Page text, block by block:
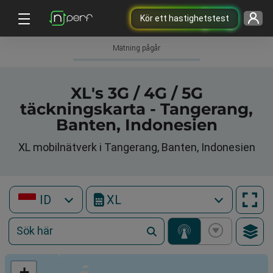
Kör ett hastighetstest
Mätning pågår
XL's 3G / 4G / 5G
täckningskarta - Tangerang,
Banten, Indonesien
XL mobilnätverk i Tangerang, Banten, Indonesien
ID XL